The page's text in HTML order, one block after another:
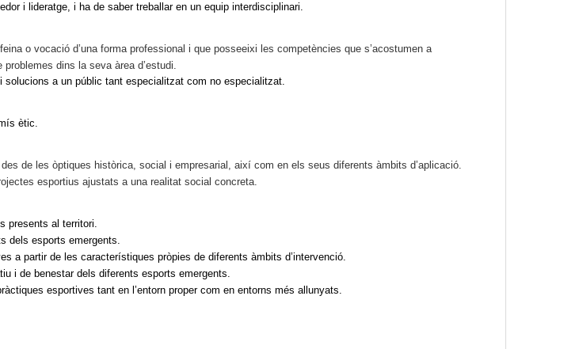
i lideratge, i ha de saber treballar en un equip interdisciplinari.
o vocació d’una forma professional i que posseeixi les competències que s’acostumen a
dins la seva àrea d’estudi.
solucions a un públic tant especialitzat com no especialitzat.
ètic.
de les òptiques històrica, social i empresarial, així com en els seus diferents àmbits d’aplicació.
esportius ajustats a una realitat social concreta.
presents al territori.
dels esports emergents.
a partir de les característiques pròpies de diferents àmbits d’intervenció.
i de benestar dels diferents esports emergents.
esportives tant en l’entorn proper com en entorns més allunyats.